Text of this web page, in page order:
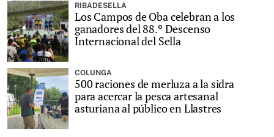
RIBADESELLA
Los Campos de Oba celebran a los
ganadores del 88.º Descenso
Internacional del Sella
COLUNGA
500 raciones de merluza a la sidra
para acercar la pesca artesanal
asturiana al público en Llastres